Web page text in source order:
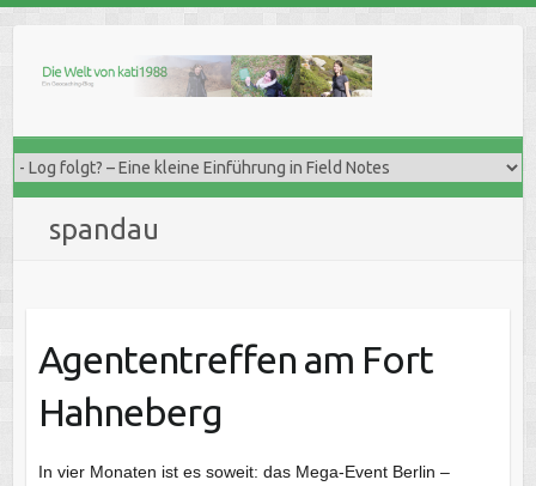
content
spandau
Agententreffen am Fort
Hahneberg
In vier Monaten ist es soweit: das Mega-Event Berlin –